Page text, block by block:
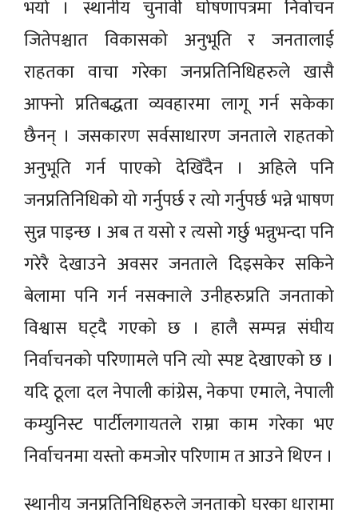
भयो । स्थानीय चुनावी घोषणापत्रमा निर्वाचन
जितेपश्चात विकासको अनुभूति र जनतालाई
राहतका वाचा गरेका जनप्रतिनिधिहरुले खासै
आफ्नो प्रतिबद्धता व्यवहारमा लागू गर्न सकेका
छैनन् । जसकारण सर्वसाधारण जनताले राहतको
अनुभूति गर्न पाएको देखिँदैन । अहिले पनि
जनप्रतिनिधिको यो गर्नुपर्छ र त्यो गर्नुपर्छ भन्ने भाषण
सुन्न पाइन्छ । अब त यसो र त्यसो गर्छु भन्नुभन्दा पनि
गरेरै देखाउने अवसर जनताले दिइसकेर सकिने
बेलामा पनि गर्न नसक्नाले उनीहरुप्रति जनताको
विश्वास घट्दै गएको छ । हालै सम्पन्न संघीय
निर्वाचनको परिणामले पनि त्यो स्पष्ट देखाएको छ ।
यदि ठूला दल नेपाली कांग्रेस, नेकपा एमाले, नेपाली
कम्युनिस्ट पार्टीलगायतले राम्रा काम गरेका भए
निर्वाचनमा यस्तो कमजोर परिणाम त आउने थिएन ।
स्थानीय जनप्रतिनिधिहरुले जनताको घरका धारामा